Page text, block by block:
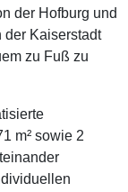
der Hofburg und
der Kaiserstadt
zu Fuß zu
m² sowie 2